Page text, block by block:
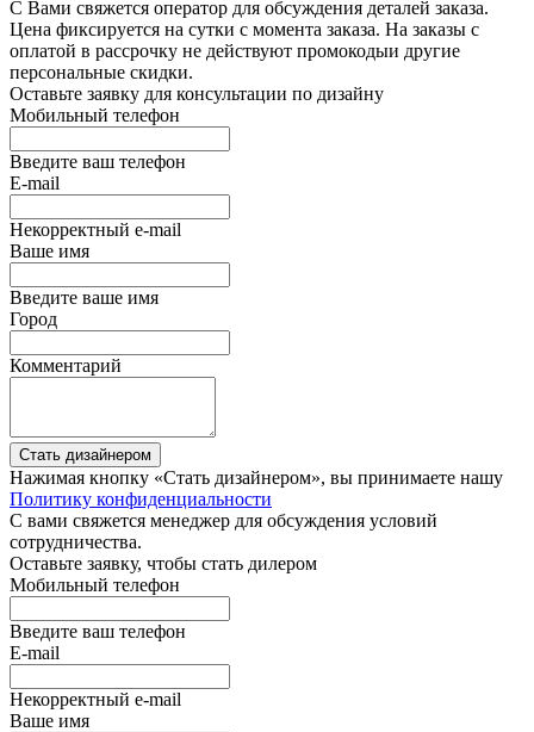
С Вами свяжется оператор для обсуждения деталей заказа.
Цена фиксируется на сутки с момента заказа. На заказы с
оплатой в рассрочку не действуют промокодыи другие
персональные скидки.
Оставьте заявку для консультации по дизайну
Мобильный телефон
Введите ваш телефон
E-mail
Некорректный e-mail
Ваше имя
Введите ваше имя
Город
Комментарий
Стать дизайнером
Нажимая кнопку «Стать дизайнером», вы принимаете нашу
Политику конфиденциальности
С вами свяжется менеджер для обсуждения условий
сотрудничества.
Оставьте заявку, чтобы стать дилером
Мобильный телефон
Введите ваш телефон
E-mail
Некорректный e-mail
Ваше имя